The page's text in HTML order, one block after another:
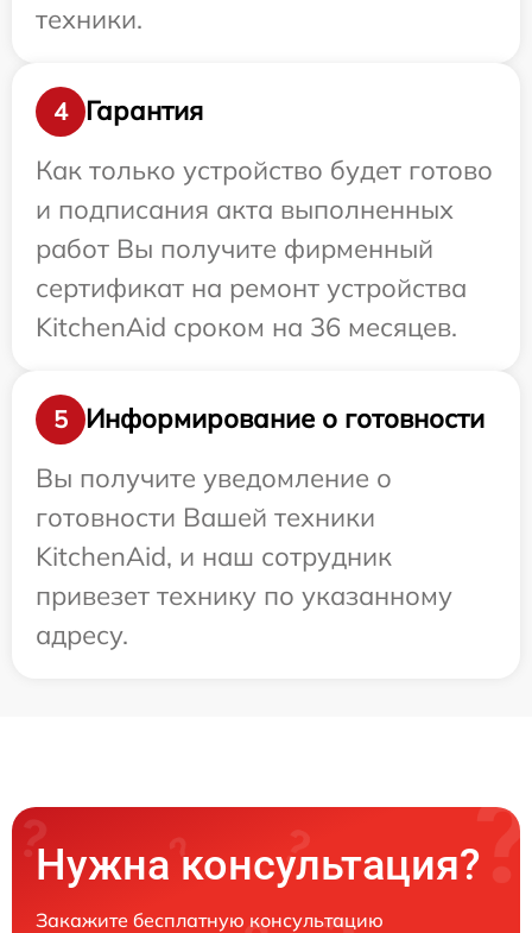
техники.
4
Гарантия
Как только устройство будет готово
и подписания акта выполненных
работ Вы получите фирменный
сертификат на ремонт устройства
KitchenAid сроком на 36 месяцев.
5
Информирование о готовности
Вы получите уведомление о
готовности Вашей техники
KitchenAid, и наш сотрудник
привезет технику по указанному
адресу.
Нужна консультация?
Закажите бесплатную консультацию